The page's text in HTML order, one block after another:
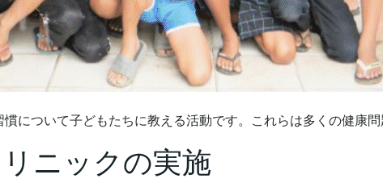
について子どもたちに教える活動です。これらは多くの健康問
ニックの実施